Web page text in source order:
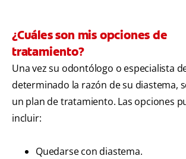
¿Cuáles son mis opciones de
tratamiento?
Una vez su odontólogo o especialista
determinado la razón de su diastema,
un plan de tratamiento. Las opciones
incluir:
Quedarse con diastema.